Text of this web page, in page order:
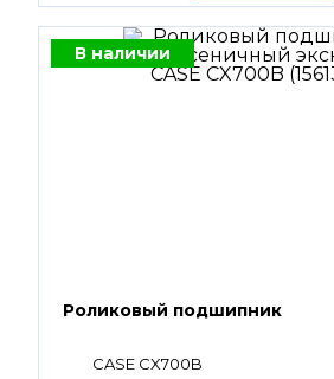
В наличии
Роликовый подшипник
CASE CX700B